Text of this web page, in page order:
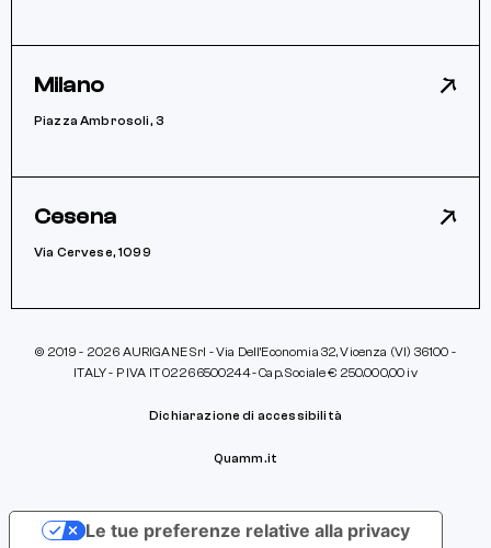
Milano
Piazza Ambrosoli, 3
Cesena
Via Cervese, 1099
© 2019 - 2026 AURIGANE Srl - Via Dell’Economia 32, Vicenza (VI) 36100 -
ITALY - P IVA IT 02266500244 - Cap. Sociale € 250.000,00 iv
Dichiarazione di accessibilità
Quamm.it
Le tue preferenze relative alla privacy